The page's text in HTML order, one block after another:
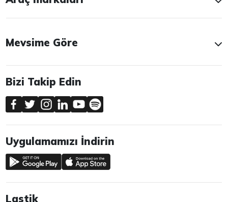
Mevsime Göre
Bizi Takip Edin
Uygulamamızı İndirin
Lastik